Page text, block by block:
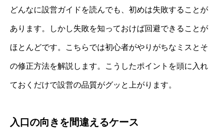
どんなに設営ガイドを読んでも、初めは失敗することが
あります。しかし失敗を知っておけば回避できることが
ほとんどです。こちらでは初心者がやりがちなミスとそ
の修正方法を解説します。こうしたポイントを頭に入れ
ておくだけで設営の品質がグッと上がります。
入口の向きを間違えるケース